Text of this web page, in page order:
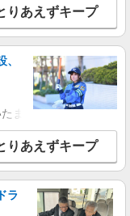
りあえずキープ
ま市岩槻区・久喜市・
りあえずキープ
ラ